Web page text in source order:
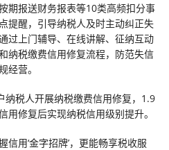
期报送财务报表等10类高频扣分事
提醒，引导纳税人及时主动纠正失
过上门辅导、在线讲解、征纳互动
纳税缴费信用修复流程，防范失信
经营。
纳税人开展纳税缴费信用修复，1.9
用修复后实现纳税信用级别提升。
用‘金字招牌’，更能畅享税收服